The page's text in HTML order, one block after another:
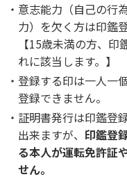
意志能力（自己の行
力）を欠く方は印鑑
【15歳未満の方、
れに該当します。】
登録する印は一人一
登録できません。
証明書発行は印鑑登
出来ますが、 印鑑登
る本人が運転免許証
せん。